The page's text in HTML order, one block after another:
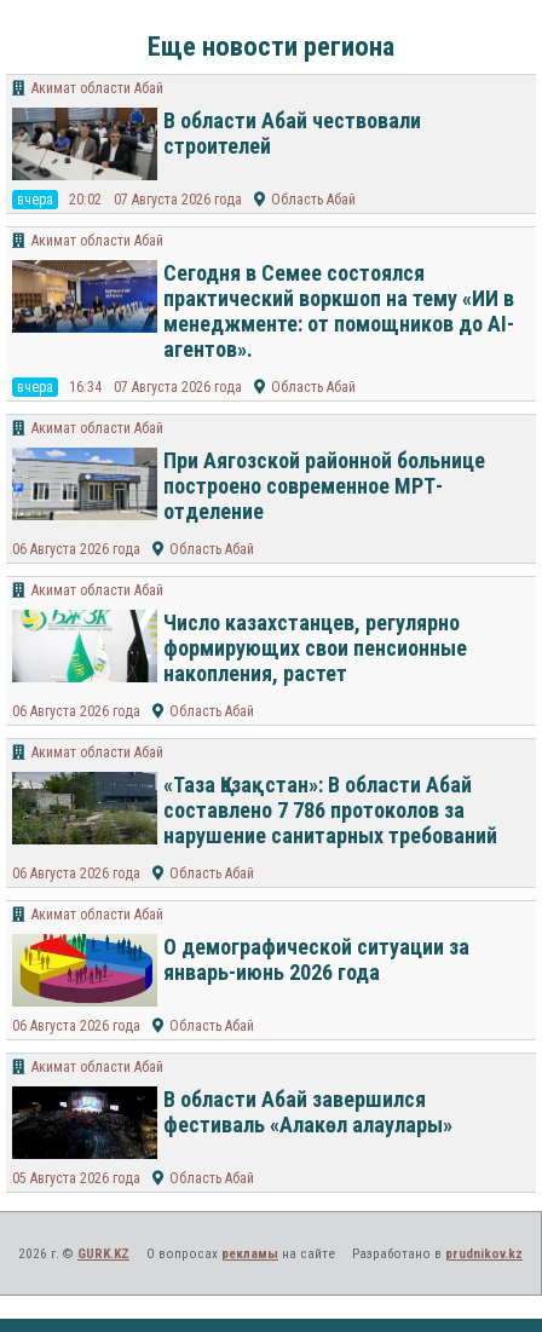
Еще новости региона
Акимат области Абай
В области Абай чествовали
строителей
вчера 20:02 07 Августа 2026 года Область Абай
Акимат области Абай
Сегодня в Семее состоялся
практический воркшоп на тему «ИИ в
менеджменте: от помощников до AI-
агентов».
вчера 16:34 07 Августа 2026 года Область Абай
Акимат области Абай
При Аягозской районной больнице
построено современное МРТ-
отделение
06 Августа 2026 года Область Абай
Акимат области Абай
Число казахстанцев, регулярно
формирующих свои пенсионные
накопления, растет
06 Августа 2026 года Область Абай
Акимат области Абай
«Таза Қазақстан»: В области Абай
составлено 7 786 протоколов за
нарушение санитарных требований
06 Августа 2026 года Область Абай
Акимат области Абай
О демографической ситуации за
январь-июнь 2026 года
06 Августа 2026 года Область Абай
Акимат области Абай
В области Абай завершился
фестиваль «Алакөл алаулары»
05 Августа 2026 года Область Абай
2026 г. © GURK.KZ О вопросах рекламы на сайте Разработано в prudnikov.kz